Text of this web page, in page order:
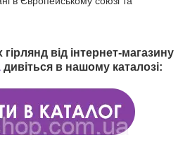
від інтернет-магазину
дивіться в нашому каталозі: